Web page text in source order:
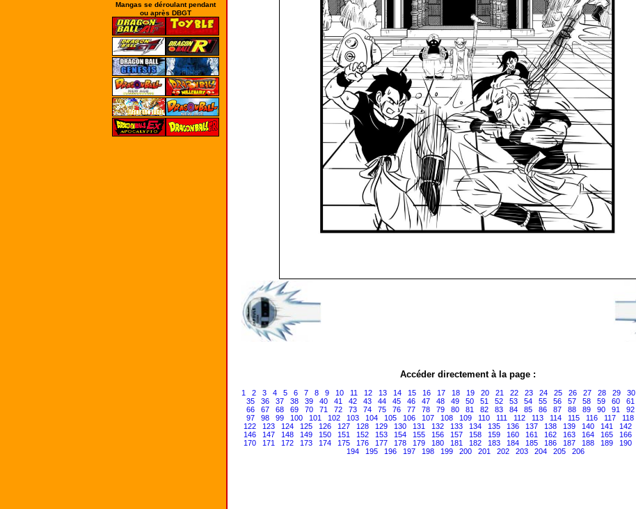
Mangas se déroulant pendant
ou après DBGT
Accéder directement à la page :
1 2 3 4 5 6 7 8 9 10 11 12 13 14 15 16 17 18 19 20 21 22 23 24 25 26 27 28 29 30
35
36 37 38 39 40 41 42 43 44 45 46 47 48 49 50 51 52 53 54 55 56 57 58 59 60 61
66
67 68 69 70 71 72 73 74 75 76 77 78 79 80 81 82 83 84 85 86 87 88 89 90 91 92
97
98 99 100 101 102 103 104 105 106 107 108 109 110 111 112 113 114 115 116 117 118
122
123 124 125 126 127 128 129 130 131 132 133 134 135 136 137 138 139 140 141 142
146
147 148 149 150 151 152 153 154 155 156 157 158 159 160 161 162 163 164 165 166
170
171 172 173 174 175 176 177 178 179 180 181 182 183 184 185 186 187 188 189 190
194
195 196 197 198 199 200 201 202 203 204 205 206